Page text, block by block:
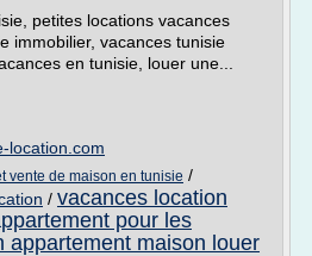
petites locations vacances
immobilier, vacances tunisie
en tunisie, louer une...
location.com
vente de maison en tunisie /
/ vacances location
pour les
appartement maison louer